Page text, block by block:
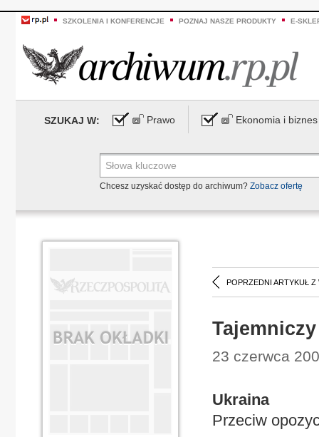
SZKOLENIA I KONFERENCJE POZNAJ NASZE PRODUKTY E-
SZUKAJ W: Prawo Ekonomia i biznes
Chcesz uzyskać dostęp do archiwum? Zobacz ofertę
POPRZEDNI ARTYKUŁ Z
23 czerwca
Ukraina
Przeciw